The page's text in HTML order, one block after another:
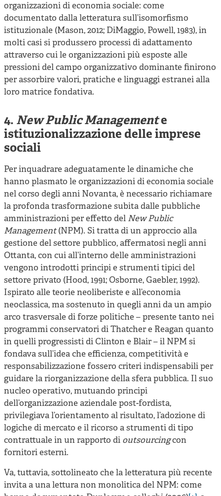
organizzazioni di economia sociale: come
documentato dalla letteratura sull’isomorfismo
istituzionale (Mason, 2012; DiMaggio, Powell, 1983), in
molti casi si produssero processi di adattamento
attraverso cui le organizzazioni più esposte alle
pressioni del campo organizzativo dominante finirono
per assorbire valori, pratiche e linguaggi estranei alla
loro matrice fondativa.
4. New Public Managemente
istituzionalizzazione delle imprese
sociali
Per inquadrare adeguatamente le dinamiche che
hanno plasmato le organizzazioni di economia sociale
nel corso degli anni Novanta, è necessario richiamare
la profonda trasformazione subita dalle pubbliche
amministrazioni per effetto del New Public
Management(NPM). Si tratta di un approccio alla
gestione del settore pubblico, affermatosi negli anni
Ottanta, con cui all’interno delle amministrazioni
vengono introdotti principi e strumenti tipici del
settore privato (Hood, 1991; Osborne, Gaebler, 1992).
Ispirato alle teorie neoliberiste e all’economia
neoclassica, ma sostenuto in quegli anni da un ampio
arco trasversale di forze politiche – presente tanto nei
programmi conservatori di Thatcher e Reagan quanto
in quelli progressisti di Clinton e Blair – il NPM si
fondava sull’idea che efficienza, competitività e
responsabilizzazione fossero criteri indispensabili per
guidare la riorganizzazione della sfera pubblica. Il suo
nucleo operativo, mutuando principi
dell’organizzazione aziendale post-fordista,
privilegiava l’orientamento al risultato, l’adozione di
logiche di mercato e il ricorso a strumenti di tipo
contrattuale in un rapporto di outsourcingcon
fornitori esterni.
Va, tuttavia, sottolineato che la letteratura più recente
invita a una lettura non monolitica del NPM: come